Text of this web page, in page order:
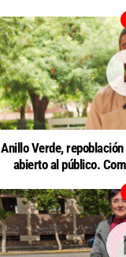
Anillo Verde,
abierto al público.